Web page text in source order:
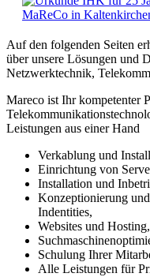
Auf den folgenden Seiten
über unsere Lösungen und
Netzwerktechnik,
Mareco ist Ihr kompetenter
Leistungen aus einer Hand
Verkablung und
Einrichtung von
Installation und
Konzeptionierung
Indentities,
Websites und Hosting,
Schulung Ihrer
Alle Leistungen für